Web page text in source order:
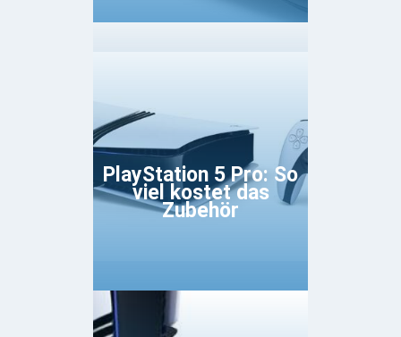
PlayStation 5 Pro: So
viel kostet das
Zubehör